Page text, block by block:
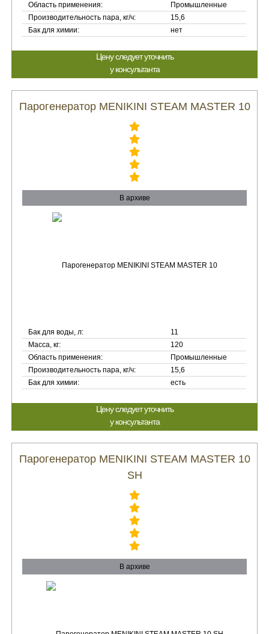
Область применения:
Промышленные
Производительность пара, кг/ч:
15,6
Бак для химии:
нет
Цену следует уточнить
у консультанта
Парогенератор MENIKINI STEAM MASTER 10
В архиве
Бак для воды, л:
11
Масса, кг:
120
Область применения:
Промышленные
Производительность пара, кг/ч:
15,6
Бак для химии:
есть
Цену следует уточнить
у консультанта
Парогенератор MENIKINI STEAM MASTER 10
SH
В архиве